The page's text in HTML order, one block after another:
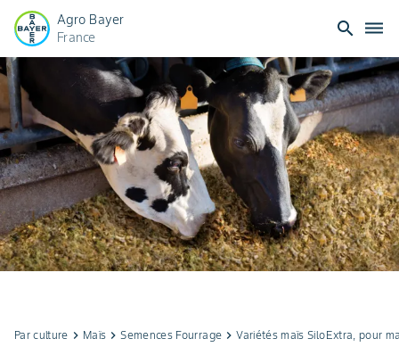
Agro Bayer
France
search dehaze
Par culture keyboard_arrow_right Maïs keyboard_arrow_rightSemences Fourrage keyboard_arrow_rightVariétés maïs SiloExtra, pour